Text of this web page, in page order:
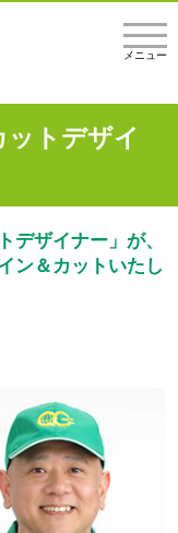
メニュー
ットデザイ
デザイナー」が、
ン＆カットいたし